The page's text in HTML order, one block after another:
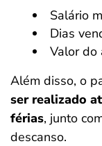
Salário
Dias
Valor
Além disso, o
ser realizado
férias, junto
descanso.